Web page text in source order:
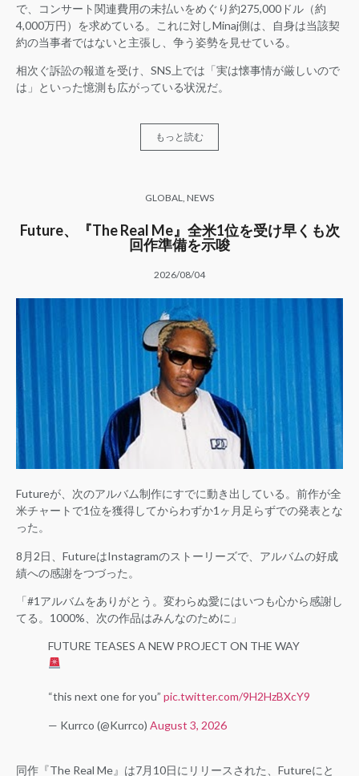
で、コンサート関連費用の未払いをめぐり約275,000ドル（約
4,000万円）を求めている。これに対しMinaj側は、自身は当該契
約の当事者ではないと主張し、争う姿勢を見せている。
相次ぐ訴訟の報道を受け、SNS上では「実は懐事情が厳しいので
は」といった憶測も広がっている状況だ。
もっと読む
GLOBAL NEWS
Future、『The Real Me』全米1位を受け早くも次
回作準備を示唆
2026/08/04
Futureが、次のアルバム制作にすでに動き出している。前作が全
米チャートで1位を獲得してからわずか1ヶ月足らずでの発表とな
った。
8月2日、FutureはInstagramのストーリーズで、アルバムの好成
績への感謝をつづった。
「#1アルバムをありがとう。変わらぬ愛にはいつも心から感謝し
てる。1000%、次の作品はみんなのために」
FUTURE TEASES A NEW PROJECT ON THE WAY
“this next one for you” pic.twitter.com/9H2HzBXcY9
— Kurrco (@Kurrco) August 3, 2026
同作『The Real Me』は7月10日にリリースされた、Futureにと